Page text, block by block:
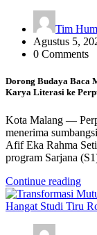
Tim
Agustus 5,
0 Comments
Dorong Budaya Baca
Karya Literasi ke
Kota Malang —
menerima
Afif Eka Rahma
program Sarjana
Continue reading